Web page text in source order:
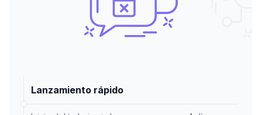
Lanzamiento rápido